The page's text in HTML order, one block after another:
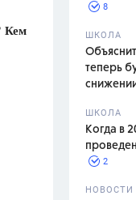
8
ШКОЛА
теперь
ШКОЛА
Когда в
2
НОВОСТИ
Кем